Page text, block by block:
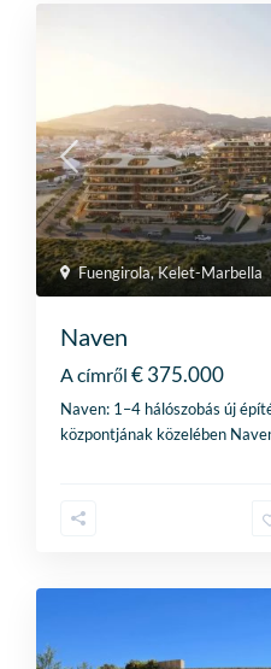
Fuengirola,Kelet-Marbella
Naven
A címről € 375.000
Naven: 1–4 hálószobás új
központjának közelében